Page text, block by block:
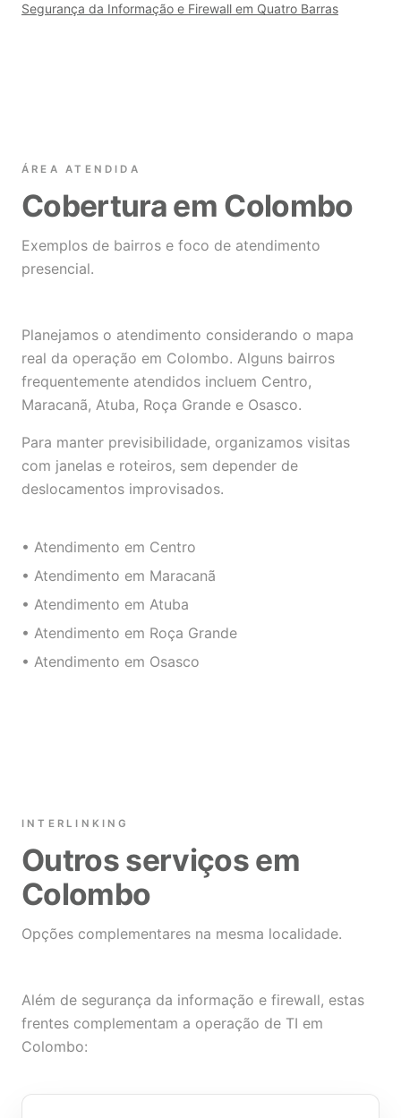
Segurança da Informação e Firewall em Quatro Barras
ÁREA ATENDIDA
Cobertura em Colombo
Exemplos de bairros e foco de atendimento
presencial.
Planejamos o atendimento considerando o mapa
real da operação em Colombo. Alguns bairros
frequentemente atendidos incluem Centro,
Maracanã, Atuba, Roça Grande e Osasco.
Para manter previsibilidade, organizamos visitas
com janelas e roteiros, sem depender de
deslocamentos improvisados.
• Atendimento em Centro
• Atendimento em Maracanã
• Atendimento em Atuba
• Atendimento em Roça Grande
• Atendimento em Osasco
INTERLINKING
Outros serviços em
Colombo
Opções complementares na mesma localidade.
Além de segurança da informação e firewall, estas
frentes complementam a operação de TI em
Colombo: